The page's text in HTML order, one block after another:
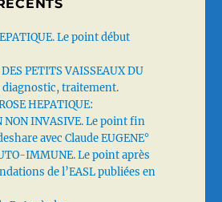
Le point début
PETITS VAISSEAUX DU
diagnostic, traitement.
HEPATIQUE:
NON INVASIVE. Le point fin
avec Claude EUGENE°
IMMUNE. Le point après
de l’EASL publiées en